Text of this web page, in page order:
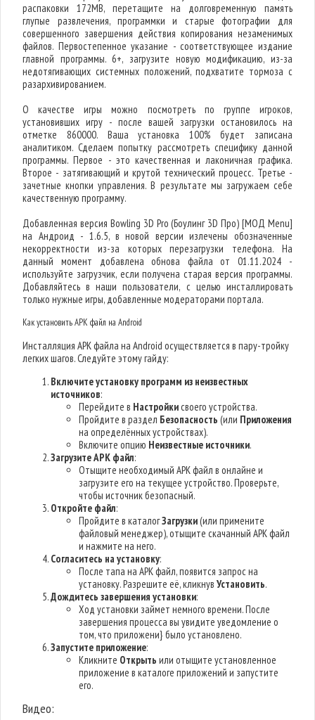
распаковки 172MB, перетащите на долговременную память
глупые развлечения, программки и старые фотографии для
совершенного завершения действия копирования незаменимых
файлов. Первостепенное указание - соответствующее издание
главной программы. 6+, загрузите новую модификацию, из-за
недотягивающих системных положений, подхватите тормоза с
разархивированием.
О качестве игры можно посмотреть по группе игроков,
установивших игру - после вашей загрузки остановилось на
отметке 860000. Ваша установка 100% будет записана
аналитиком. Сделаем попытку рассмотреть специфику данной
программы. Первое - это качественная и лаконичная графика.
Второе - затягивающий и крутой технический процесс. Третье -
зачетные кнопки управления. В результате мы загружаем себе
качественную программу.
Добавленная версия Bowling 3D Pro (Боулинг 3D Про) [МОД Menu]
на Андроид - 1.6.5, в новой версии излечены обозначенные
некорректности из-за которых перезагрузки телефона. На
данный момент добавлена обнова файла от 01.11.2024 -
используйте загрузчик, если получена старая версия программы.
Добавляйтесь в наши пользователи, с целью инсталлировать
только нужные игры, добавленные модераторами портала.
Как установить APK файл на Android
Инсталляция APK файла на Android осуществляется в пару-тройку
легких шагов. Следуйте этому гайду:
Включите установку программ из неизвестных
источников:
Перейдите в Настройкисвоего устройства.
Пройдите в раздел Безопасность (или Приложения
на определённых устройствах).
Включите опцию Неизвестные источники.
Загрузите APK файл:
Отыщите необходимый APK файл в онлайне и
загрузите его на текущее устройство. Проверьте,
чтобы источник безопасный.
Откройте файл:
Пройдите в каталогЗагрузки(или примените
файловый менеджер), отыщите скачанный APK файл
и нажмите на него.
Согласитесь на установку:
После тапа на APK файл, появится запрос на
установку. Разрешите её, кликнувУстановить.
Дождитесь завершения установки:
Ход установки займет немного времени. После
завершения процесса вы увидите уведомление о
том, что приложени} было установлено.
Запустите приложение:
Кликните Открыть или отыщите установленное
приложение в каталоге приложений и запустите
его.
Видео: